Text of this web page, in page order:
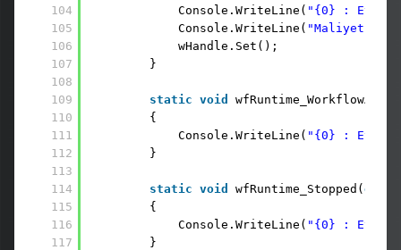
104
105
106
107
108
109
110
111
112
113
114
115
116
117
Console.WriteLine( "{0} :
Console.WriteLine( "Maliyet :
wHandle.Set();
}
static void
{
Console.WriteLine( "{0} :
}
static void wfRuntime_Stopped(
{
Console.WriteLine( "{0} :
}